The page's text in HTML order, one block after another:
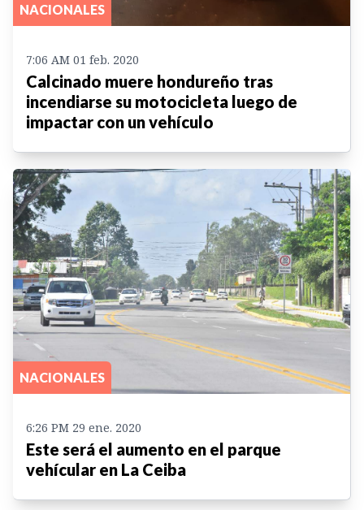
NACIONALES
7:06 AM 01 feb. 2020
Calcinado muere hondureño tras
incendiarse su motocicleta luego de
impactar con un vehículo
NACIONALES
6:26 PM 29 ene. 2020
Este será el aumento en el parque
vehícular en La Ceiba